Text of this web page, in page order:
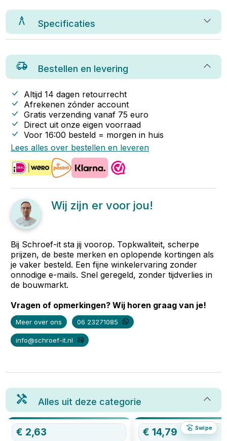
Specificaties
Bestellen en levering
Altijd 14 dagen retourrecht
Afrekenen zónder account
Gratis verzending vanaf 75 euro
Direct uit onze eigen voorraad
Voor 16:00 besteld = morgen in huis
Lees alles over bestellen en leveren
Wij zijn er voor jou!
Bij Schroef-it sta jij voorop. Topkwaliteit, scherpe
prijzen, de beste merken en oplopende kortingen als
je vaker besteld. Een fijne winkelervaring zonder
onnodige e-mails. Snel geregeld, zonder tijdverlies in
de bouwmarkt.
Vragen of opmerkingen? Wij horen graag van je!
Meer over ons 06 23271085
info@schroef-it.nl
Alles uit deze categorie
Swipe
€ 2,63 €14,79